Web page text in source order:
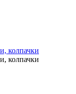
колпачки
колпачки